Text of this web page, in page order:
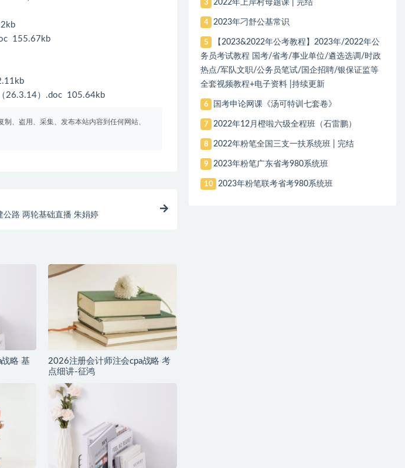
155.67kb
26.3.14）.doc 105.64kb
、盗用、采集、发布本站内容到任何网站、
公路 两轮基础直播 朱娟婷
略 基
2026注册会计师注会cpa战略 考
点细讲-征鸿
3 2022年上岸村母题课 | 完结
4 2023年刁舒公基常识
5
【2023&2022年公考教程】2023年/2022年公
务员考试教程 国考/省考/事业单位/遴选选调/时政
热点/军队文职/公务员笔试/国企招聘/银保证监等
全套视频教程+电子资料 |持续更新
6 国考申论网课《汤可特训七套卷》
7 2022年12月橙啦六级全程班（石雷鹏）
8 2022年粉笔全国三支一扶系统班 | 完结
9 2023年粉笔广东省考980系统班
10 2023年粉笔联考省考980系统班